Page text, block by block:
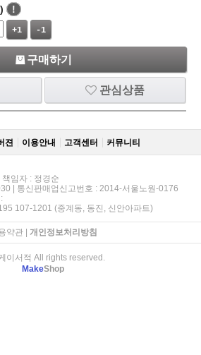
!
+1 -1
구매하기
관심상품
젼 이용안내 고객센터 커뮤니티
임자 : 정경순
| 통신판매업신고번호 : 2014-서울노원-0176
107-1201 (중계동, 동진, 신안아파트)
약관| 개인정보처리방침
이서적 All rights reserved.
MakeShop